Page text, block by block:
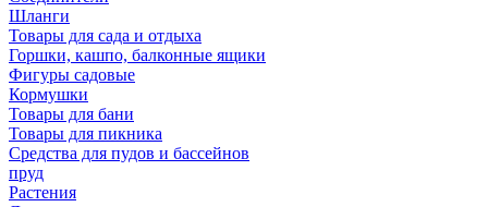
Шланги
Товары для сада и отдыха
Горшки, кашпо, балконные ящики
Фигуры садовые
Кормушки
Товары для бани
Товары для пикника
Средства для пудов и бассейнов
пруд
Растения